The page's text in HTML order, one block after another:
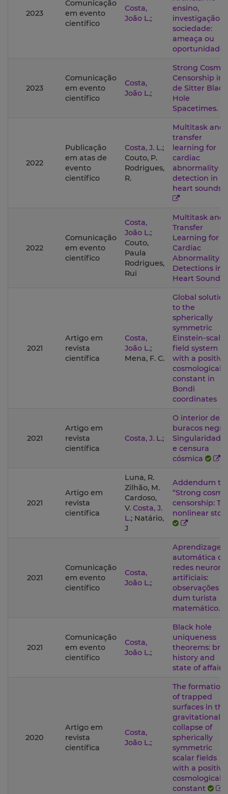
2023
Comunicação
em evento
científico
Costa,
João L.;
ensino,
investigação e
sociedade:
ameaça ou
oportunidade?
2023
Comunicação
em evento
científico
Costa,
João L.;
Strong Cosmic
Censorship in
de Sitter Black
Hole
Spacetimes.
2022
Publicação
em atas de
evento
científico
Costa, J. L.;
Couto, P.
Rodrigues,
R.
Multitask and
transfer
learning for
cardiac
abnormality
detection in
heart sounds
2022
Comunicação
em evento
científico
Costa,
João L.;
Couto,
Paula
Rodrigues,
Rui
Multitask and
Transfer
Learning for
Cardiac
Abnormality
Detections in
Heart Sounds
2021
Artigo em
revista
científica
Costa,
João L.;
Mena, F. C.
Global
to the
spherically
symmetric
Einstein-scalar
field system
with a positive
cosmological
constant in
Bondi
coordinates
2021
Artigo em
revista
científica
Costa, J. L.;
O interior de
buracos
e censura
cósmica
2021
Artigo em
revista
científica
Luna, R.
Zilhão, M.
Cardoso,
V. Costa, J.
L.; Natário,
J
Addendum to
“Strong
censorship:
nonlinear
2021
Comunicação
em evento
científico
Costa,
João L.;
automática
redes
artificiais:
observações
dum turista
matemático.
2021
Comunicação
em evento
científico
Costa,
João L.;
Black hole
uniqueness
theorems:
history and
state of affairs
2020
Artigo em
revista
científica
Costa,
João L.;
The formation
of trapped
surfaces in the
gravitational
collapse of
spherically
symmetric
scalar fields
with a positive
cosmological
constant